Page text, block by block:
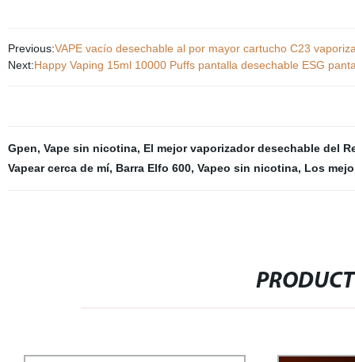
Previous:VAPE vacío desechable al por mayor cartucho C23
Next:Happy Vaping 15ml 10000 Puffs pantalla desechable ESG
Gpen, Vape sin nicotina, El mejor vaporizador desechable del
Vapear cerca de mí, Barra Elfo 600, Vapeo sin nicotina, Los